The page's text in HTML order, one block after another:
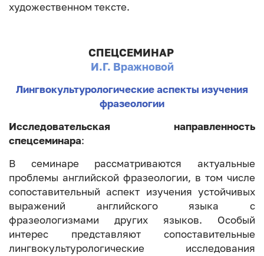
художественном тексте.
СПЕЦСЕМИНАР
И.Г. Вражновой
Лингвокультурологические аспекты изучения
фразеологии
Исследовательская направленность
спецсеминара:
В семинаре рассматриваются актуальные
проблемы английской фразеологии, в том числе
сопоставительный аспект изучения устойчивых
выражений английского языка с
фразеологизмами других языков. Особый
интерес представляют сопоставительные
лингвокультурологические исследования